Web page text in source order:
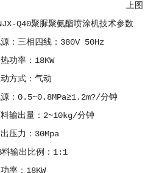
上图
Q40聚脲聚氨酯喷涂机技术参数
三相四线：380V 50Hz
率：18KW
式：气动
0.5~0.8MPa≥1.2m?/分钟
出量：2~10kg/分钟
力：30Mpa
输出比例：1:1
：18KW